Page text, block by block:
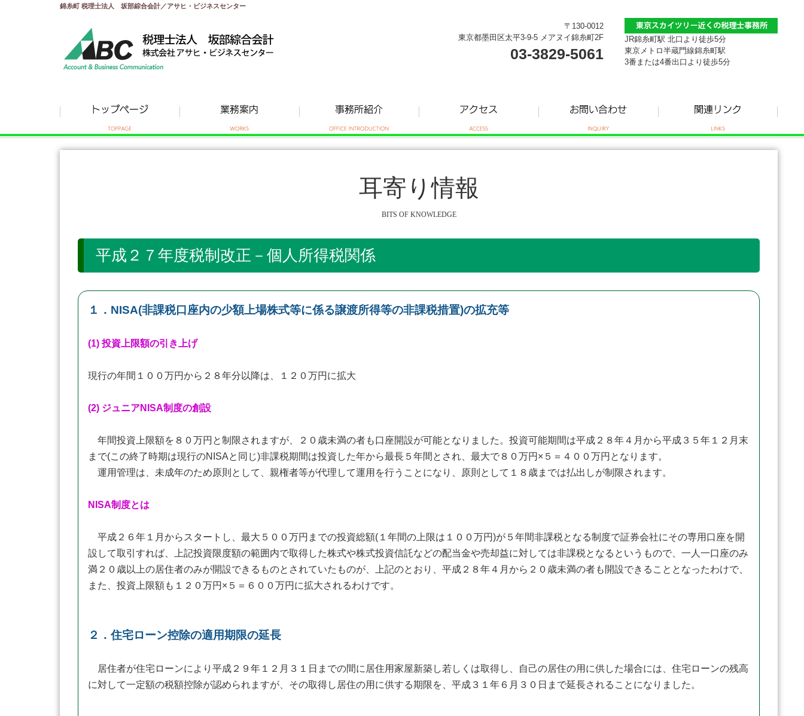
錦糸町 税理士法人 坂部綜合会計／アサヒ・ビジネスセンター
〒130-0012
東京都墨田区太平3-9-5 メアヌイ錦糸町2F
03-3829-5061
JR錦糸町駅 北口より徒歩5分
東京メトロ半蔵門線錦糸町駅
3番または4番出口より徒歩5分
耳寄り情報
BITS OF KNOWLEDGE
平成２７年度税制改正－個人所得税関係
１．NISA(非課税口座内の少額上場株式等に係る譲渡所得等の非課税措置)の拡充等
(1) 投資上限額の引き上げ
現行の年間１００万円から２８年分以降は、１２０万円に拡大
(2) ジュニアNISA制度の創設
年間投資上限額を８０万円と制限されますが、２０歳未満の者も口座開設が可能となりました。投資可能期間は平成２８年４月から平成３５年１２月末
まで(この終了時期は現行のNISAと同じ)非課税期間は投資した年から最長５年間とされ、最大で８０万円×５＝４００万円となります。
運用管理は、未成年のため原則として、親権者等が代理して運用を行うことになり、原則として１８歳までは払出しが制限されます。
NISA制度とは
平成２６年１月からスタートし、最大５００万円までの投資総額(１年間の上限は１００万円)が５年間非課税となる制度で証券会社にその専用口座を開
設して取引すれば、上記投資限度額の範囲内で取得した株式や株式投資信託などの配当金や売却益に対しては非課税となるというもので、一人一口座のみ
満２０歳以上の居住者のみが開設できるものとされていたものが、上記のとおり、平成２８年４月から２０歳未満の者も開設できることとなったわけで、
また、投資上限額も１２０万円×５＝６００万円に拡大されるわけです。
２．住宅ローン控除の適用期限の延長
居住者が住宅ローンにより平成２９年１２月３１日までの間に居住用家屋新築し若しくは取得し、自己の居住の用に供した場合には、住宅ローンの残高
に対して一定額の税額控除が認められますが、その取得し居住の用に供する期限を、平成３１年６月３０日まで延長されることになりました。